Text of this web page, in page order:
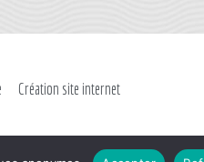
Création site internet